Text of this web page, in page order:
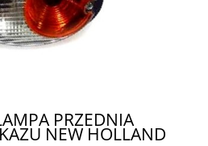
PRZEDNIA
NEW HOLLAND